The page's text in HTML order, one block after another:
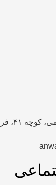
فرعی ۸، پلاک ۸​